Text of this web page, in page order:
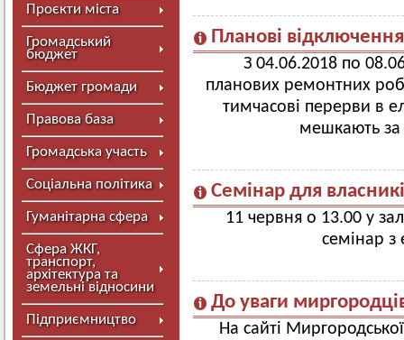
Проєкти міста
Громадський
бюджет
Бюджет громади
Правова база
Громадська участь
Соціальна політика
Гуманітарна сфера
Сфера ЖКГ,
транспорт,
архітектура та
земельні відносини
Підприємництво
Планові
З 04.06.2018 по
планових ремонтних
тимчасові перерви в
мешкають
Семінар для
11 червня о 13.00 у
семінар з
До уваги
На сайті